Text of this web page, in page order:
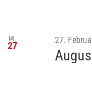
Mi.
27 27.